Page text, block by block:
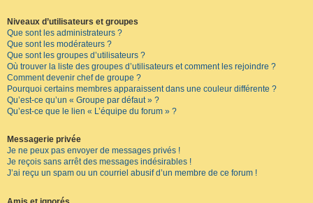
Niveaux d’utilisateurs et groupes
Que sont les administrateurs ?
Que sont les modérateurs ?
Que sont les groupes d’utilisateurs ?
Où trouver la liste des groupes d’utilisateurs et comment les rejoindre ?
Comment devenir chef de groupe ?
Pourquoi certains membres apparaissent dans une couleur différente ?
Qu’est-ce qu’un « Groupe par défaut » ?
Qu’est-ce que le lien « L’équipe du forum » ?
Messagerie privée
Je ne peux pas envoyer de messages privés !
Je reçois sans arrêt des messages indésirables !
J’ai reçu un spam ou un courriel abusif d’un membre de ce forum !